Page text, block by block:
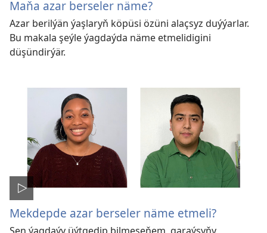
Maňa azar berseler näme?
Azar berilýän ýaşlaryň köpüsi özüni alaçsyz duýýarlar.
Bu makala şeýle ýagdaýda näme etmelidigini
düşündirýär.
Mekdepde azar berseler näme etmeli?